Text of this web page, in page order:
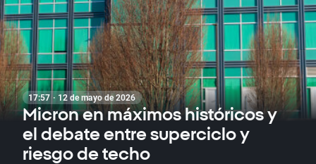
17:57 · 12 de mayo de 2026
Micron en máximos históricos y
el debate entre superciclo y
riesgo de techo